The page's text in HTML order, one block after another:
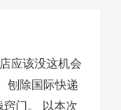
应该没这机会
刨除国际快递
门。 以本次